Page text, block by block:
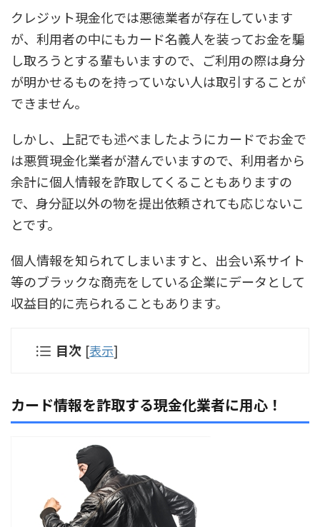
クレジット現金化では悪徳業者が存在しています
が、利用者の中にもカード名義人を装ってお金を騙
し取ろうとする輩もいますので、ご利用の際は身分
が明かせるものを持っていない人は取引することが
できません。
しかし、上記でも述べましたようにカードでお金で
は悪質現金化業者が潜んでいますので、利用者から
余計に個人情報を詐取してくることもありますの
で、身分証以外の物を提出依頼されても応じないこ
とです。
個人情報を知られてしまいますと、出会い系サイト
等のブラックな商売をしている企業にデータとして
収益目的に売られることもあります。
目次 [表示]
カード情報を詐取する現金化業者に用心！